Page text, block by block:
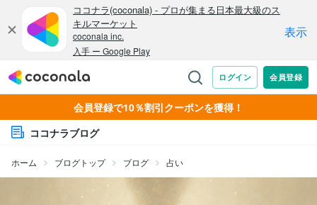
会員登録で10％割引クーポンを獲得！
ココナラブログ
ホーム ブログトップ ブログ 占い